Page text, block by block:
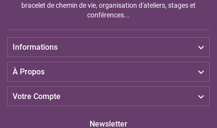
bracelet de chemin de vie, organisation d'ateliers, stages et
conférences...
Informations 
À Propos 
Votre Compte 
Newsletter